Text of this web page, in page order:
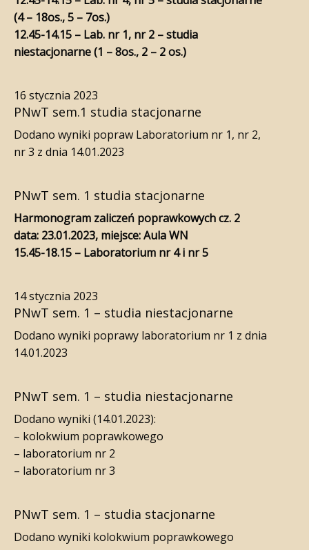
(4 – 18os., 5 – 7os.)
12.45-14.15 – Lab. nr 1, nr 2 – studia
niestacjonarne (1 – 8os., 2 – 2 os.)
16 stycznia 2023
PNwT sem.1 studia stacjonarne
Dodano wyniki popraw Laboratorium nr 1, nr 2,
nr 3 z dnia 14.01.2023
PNwT sem. 1 studia stacjonarne
Harmonogram zaliczeń poprawkowych cz. 2
data: 23.01.2023, miejsce: Aula WN
15.45-18.15 – Laboratorium nr 4 i nr 5
14 stycznia 2023
PNwT sem. 1 – studia niestacjonarne
Dodano wyniki poprawy laboratorium nr 1 z dnia
14.01.2023
PNwT sem. 1 – studia niestacjonarne
Dodano wyniki (14.01.2023):
– kolokwium poprawkowego
– laboratorium nr 2
– laboratorium nr 3
PNwT sem. 1 – studia stacjonarne
Dodano wyniki kolokwium poprawkowego